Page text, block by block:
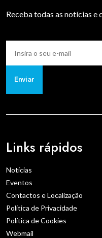
Receba todas as notícias e
Enviar
Links rápidos
Notícias
Eventos
Contactos e Localização
Política de Privacidade
Política de Cookies
Webmail